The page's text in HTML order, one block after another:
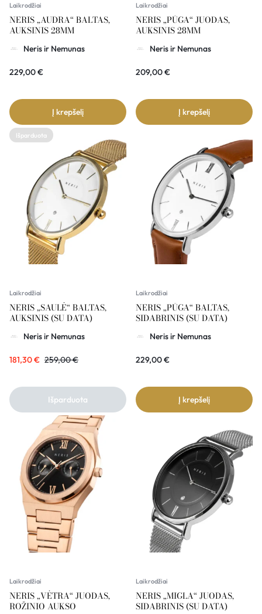
Laikrodžiai
NERIS „AUDRA“ BALTAS,
AUKSINIS 28MM
Neris ir Nemunas
229,00€
Į krepšelį
Laikrodžiai
NERIS „PŪGA“ JUODAS,
AUKSINIS 28MM
Neris ir Nemunas
209,00€
Į krepšelį
Išparduota
Laikrodžiai
NERIS „SAULĖ“ BALTAS,
AUKSINIS (SU DATA)
Neris ir Nemunas
181,30€ 259,00€
Išparduota
Laikrodžiai
NERIS „PŪGA“ BALTAS,
SIDABRINIS (SU DATA)
Neris ir Nemunas
229,00€
Į krepšelį
Laikrodžiai
NERIS „VĖTRA“ JUODAS,
ROŽINIO AUKSO
Laikrodžiai
NERIS „MIGLA“ JUODAS,
SIDABRINIS (SU DATA)